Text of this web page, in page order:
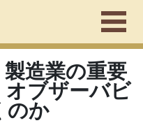
製造業の重要
オブザーバビ
のか